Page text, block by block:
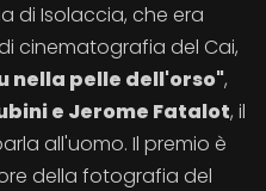
di Isolaccia, che era
cinematografia del Cai,
nella pelle dell'orso",
e Jerome Fatalot, il
all'uomo. Il premio è
della fotografia del